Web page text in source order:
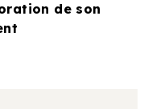
de son